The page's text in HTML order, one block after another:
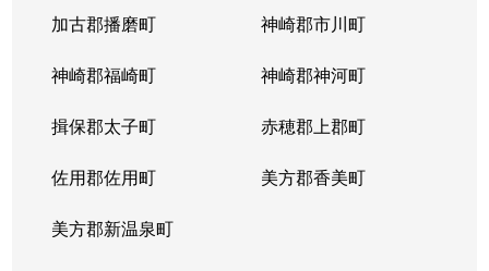
加古郡播磨町 神崎郡市川町
神崎郡福崎町 神崎郡神河町
揖保郡太子町 赤穂郡上郡町
佐用郡佐用町 美方郡香美町
美方郡新温泉町